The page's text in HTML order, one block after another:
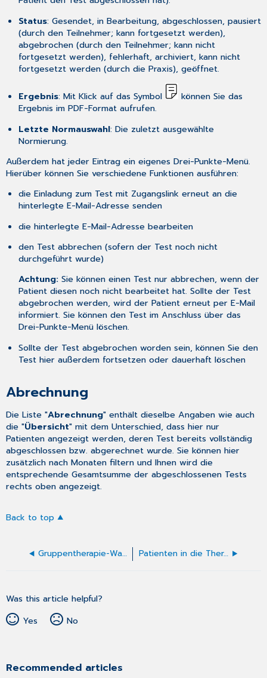
Status: Gesendet, in Bearbeitung, abgeschlossen, pausiert
(durch den Teilnehmer; kann fortgesetzt werden),
abgebrochen (durch den Teilnehmer; kann nicht
fortgesetzt werden), fehlerhaft, archiviert, kann nicht
fortgesetzt werden (durch die Praxis), geöffnet.
Ergebnis: Mit Klick auf das Symbol
können Sie das
Ergebnis im PDF-Format aufrufen.
Letzte Normauswahl: Die zuletzt ausgewählte
Normierung.
Außerdem hat jeder Eintrag ein eigenes Drei-Punkte-Menü.
Hierüber können Sie verschiedene Funktionen ausführen:
die Einladung zum Test mit Zugangslink erneut an die
hinterlegte E-Mail-Adresse senden
die hinterlegte E-Mail-Adresse bearbeiten
den Test abbrechen (sofern der Test noch nicht
durchgeführt wurde)
Achtung: Sie können einen Test nur abbrechen, wenn der
Patient diesen noch nicht bearbeitet hat. Sollte der Test
abgebrochen werden, wird der Patient erneut per E-Mail
informiert. Sie können den Test im Anschluss über das
Drei-Punkte-Menü löschen.
Sollte der Test abgebrochen worden sein, können Sie den
Test hier außerdem fortsetzen oder dauerhaft löschen
Abrechnung
Die Liste "Abrechnung" enthält dieselbe Angaben wie auch
die "Übersicht" mit dem Unterschied, dass hier nur
Patienten angezeigt werden, deren Test bereits vollständig
abgeschlossen bzw. abgerechnet wurde. Sie können hier
zusätzlich nach Monaten filtern und Ihnen wird die
entsprechende Gesamtsumme der abgeschlossenen Tests
rechts oben angezeigt.
Back to top
Gruppentherapie-Warteliste verwalten Patienten in die Therapie aufnehmen
Was this article helpful?
Yes
No
Recommended articles